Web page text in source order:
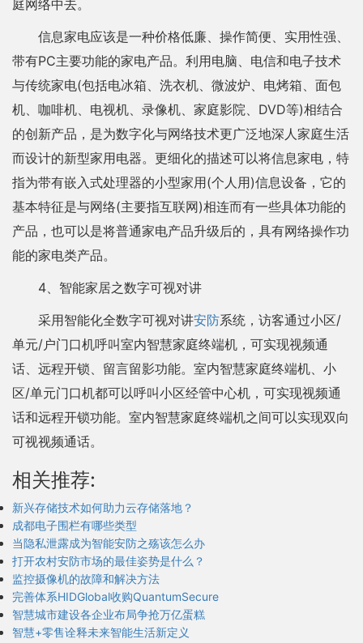
庭网络中去。
信息家电应该是一种价格低廉、操作简便、实用性强、
带有PC主要功能的家电产品。利用电脑、电信和电子技术
与传统家电(包括电冰箱、洗衣机、微波炉、电烤箱、面包
机、咖啡机、电视机、录像机、家庭影院、DVD等)相结合
的创新产品，是为数字化与网络技术更广泛地深人家庭生活
而设计的新型家用电器。更细化的描述可以将信息家电，特
指为带有嵌入式处理器的小型家用(个人用)信息设备，它的
基本特征是与网络(主要指互联网)相连而有一些具体功能的
产品，也可以是将普通家电产品升级后的，具有网络操作功
能的家电类产品。
4、智能家居之数字可视对讲
采用智能化全数字可视对讲安防系统，访客通过小区/
单元/户门口机呼叫室内智慧家庭终端机，可实现视频通
话、远程开锁、留言留影功能。室内智慧家庭终端机、小
区/单元门口机都可以呼叫小区经管中心机，可实现视频通
话和远程开锁功能。室内智慧家庭终端机之间可以实现双向
可视视频通话。
相关推荐:
新兴存储技术如何助力云存储落地？
成都电子围栏有哪些类型
当隐私泄露成为智能安防之殇该怎么办
打开农村安防市场的最佳姿势是什么？
监控摄像机的故障和解决方法
完善体系HIDGlobal收购QuantumSecure
智慧城市建设各企业布局争抢万亿蛋糕
智慧+零售诠释未来智能生活新定义